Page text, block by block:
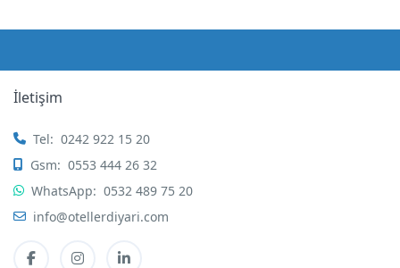
İletişim
Tel: 0242 922 15 20
Gsm: 0553 444 26 32
WhatsApp: 0532 489 75 20
info@otellerdiyari.com